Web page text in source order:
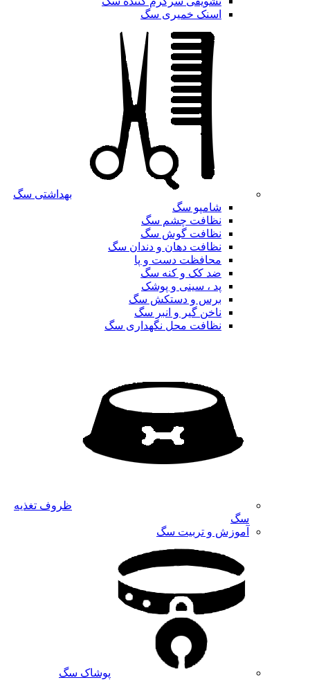
اسنک خمیری سگ
بهداشتی سگ
شامپو سگ
نظافت چشم سگ
نظافت گوش سگ
نظافت دهان و دندان سگ
محافظت دست و پا
ضد کک و کنه سگ
پد ، سینی و پوشک
برس و دستکش سگ
ناخن گیر و انبر سگ
نظافت محل نگهداری سگ
ظروف تغذیه
سگ
آموزش و تربیت سگ
پوشاک سگ